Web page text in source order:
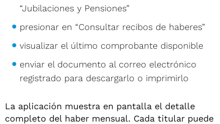
“Jubilaciones y Pensiones”
presionar en “Consultar recibos de haberes”
visualizar el último comprobante disponible
enviar el documento al correo electrónico
registrado para descargarlo o imprimirlo
La aplicación muestra en pantalla el detalle
completo del haber mensual. Cada titular puede